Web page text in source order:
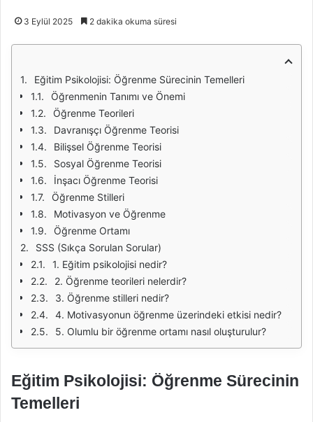
3 Eylül 2025 2 dakika okuma süresi
Eğitim Psikolojisi: Öğrenme Sürecinin Temelleri
Öğrenmenin Tanımı ve Önemi
Öğrenme Teorileri
Davranışçı Öğrenme Teorisi
Bilişsel Öğrenme Teorisi
Sosyal Öğrenme Teorisi
İnşacı Öğrenme Teorisi
Öğrenme Stilleri
Motivasyon ve Öğrenme
Öğrenme Ortamı
SSS (Sıkça Sorulan Sorular)
1. Eğitim psikolojisi nedir?
2. Öğrenme teorileri nelerdir?
3. Öğrenme stilleri nedir?
4. Motivasyonun öğrenme üzerindeki etkisi nedir?
5. Olumlu bir öğrenme ortamı nasıl oluşturulur?
Eğitim Psikolojisi: Öğrenme Sürecinin
Temelleri